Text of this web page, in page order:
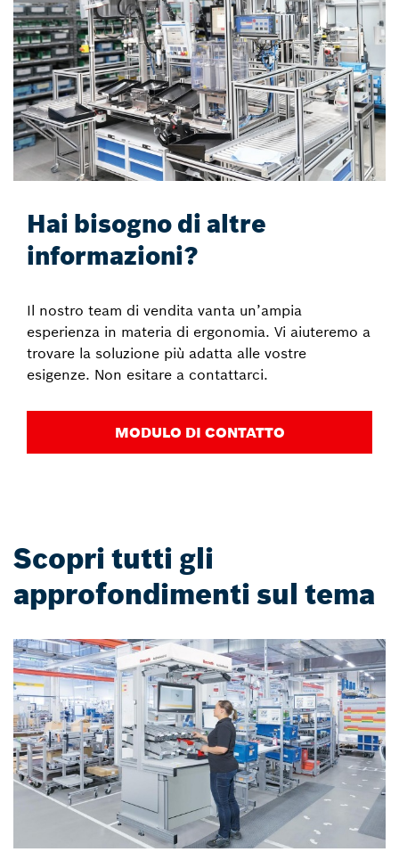
Hai bisogno di altre
informazioni?
Il nostro team di vendita vanta un’ampia
esperienza in materia di ergonomia. Vi aiuteremo a
trovare la soluzione più adatta alle vostre
esigenze. Non esitare a contattarci.
MODULO DI CONTATTO
Scopri tutti gli
approfondimenti sul tema